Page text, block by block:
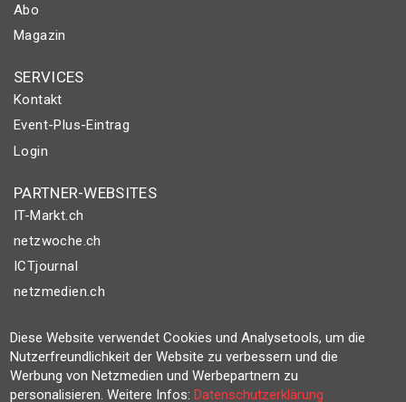
Abo
Magazin
SERVICES
Kontakt
Event-Plus-Eintrag
Login
PARTNER-WEBSITES
IT-Markt.ch
netzwoche.ch
ICTjournal
netzmedien.ch
© NETZMEDIEN AG 2026
Impressum
AGB
Diese Website verwendet Cookies und Analysetools, um die
Nutzerfreundlichkeit der Website zu verbessern und die
Werbung von Netzmedien und Werbepartnern zu
personalisieren. Weitere Infos:Datenschutzerklärung